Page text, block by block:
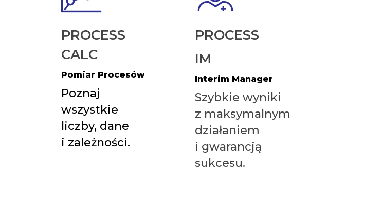
PROCESS
CALC
Pomiar Procesów
Poznaj
wszystkie
liczby, dane
i zależności.
PROCESS
IM
Interim Manager
Szybkie wyniki
z maksymalnym
działaniem
i gwarancją
sukcesu.